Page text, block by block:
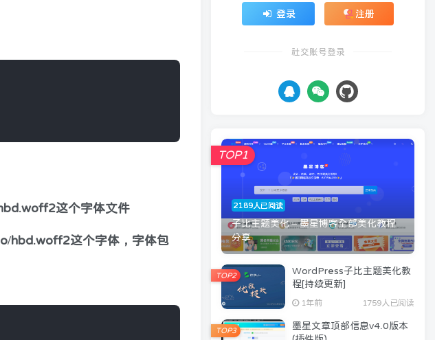
这个字体文件
hbd.woff2这个字体，字体包
登录 注册
社交账号登录
2189人已阅读
子比主题美化 – 墨星博客全部美化教程
分享
TOP1
WordPress子比主题美化教
程[持续更新]
1年前 1759人已阅读
TOP2
墨星文章顶部信息v4.0版本
TOP3